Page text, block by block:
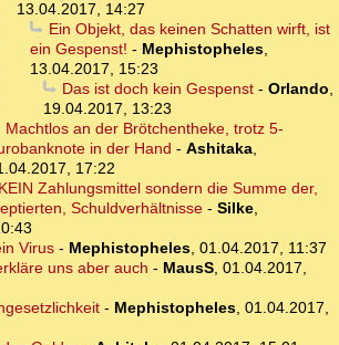
13.04.2017, 14:27
Ein Objekt, das keinen Schatten wirft, ist
ein Gespenst! - Mephistopheles,
13.04.2017, 15:23
Das ist doch kein Gespenst- Orlando,
19.04.2017, 13:23
Machtlos an der Brötchentheke, trotz 5-
in der Hand - Ashitaka,
17:22
Zahlungsmittel sondern die Summe der,
Schuldverhältnisse - Silke,
Virus- Mephistopheles, 01.04.2017, 11:37
uns aber auch - MausS, 01.04.2017,
- Mephistopheles, 01.04.2017,